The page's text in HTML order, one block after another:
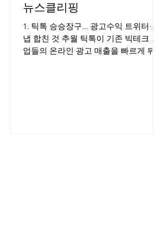
뉴스클리핑
1. 틱톡 승승장구... 광고수익 트위터·스
냅 합친 것 추월 틱톡이 기존 빅테크 기
업들의 온라인 광고 매출을 빠르게 뒤쫓